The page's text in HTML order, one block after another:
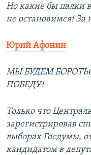
Но какие бы палки
не остановимся! За
Юрий Афонин
МЫ БУДЕМ
ПОБЕДУ!
Только что
зарегистрировав
выборах Госдумы,
кандидатом в